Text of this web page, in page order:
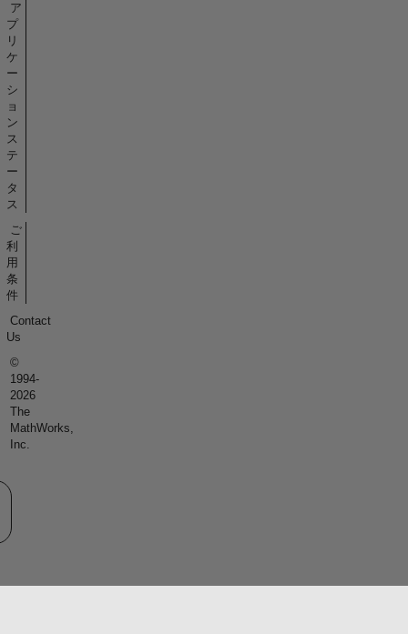
ア
プ
リ
ケ
ー
シ
ョ
ン
ス
テ
ー
タ
ス
ご
利
用
条
件
Contact
Us
©
1994-
2026
The
MathWorks,
Inc.
サイトの選択